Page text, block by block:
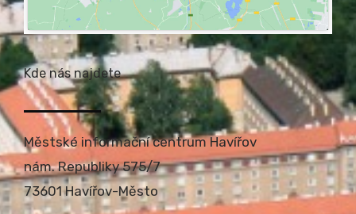
Kde nás najdete
Městské informační centrum Havířov
nám. Republiky 575/7
73601 Havířov-Město